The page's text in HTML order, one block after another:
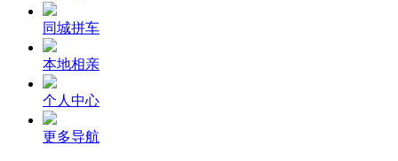
同城拼车
本地相亲
个人中心
更多导航